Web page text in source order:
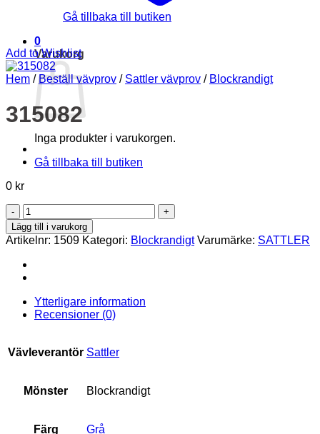
Gå tillbaka till butiken
0
Varukorg
Inga produkter i varukorgen.
Gå tillbaka till butiken
Add to Wishlist
Hem / Beställ vävprov / Sattler vävprov / Blockrandigt
315082
0 kr
315082
mängd
Lägg till i varukorg
Artikelnr: 1509 Kategori: Blockrandigt Varumärke: SATTLER
Ytterligare information
Recensioner (0)
Vävleverantör Sattler
Mönster Blockrandigt
Färg Grå